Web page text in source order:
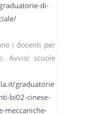
di-
i docenti per
Avvisi scuole
graduatorie
bi02-cinese-
meccaniche-